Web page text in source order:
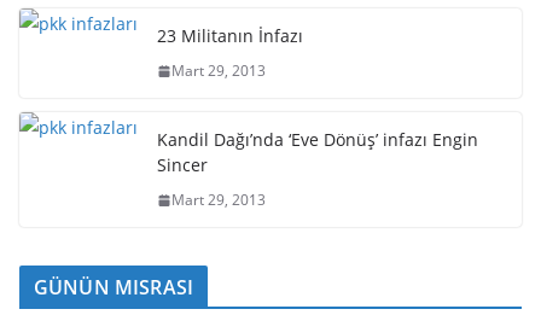
23 Militanın İnfazı
Mart 29, 2013
Kandil Dağı’nda ‘Eve Dönüş’ infazı Engin
Sincer
Mart 29, 2013
GÜNÜN MISRASI